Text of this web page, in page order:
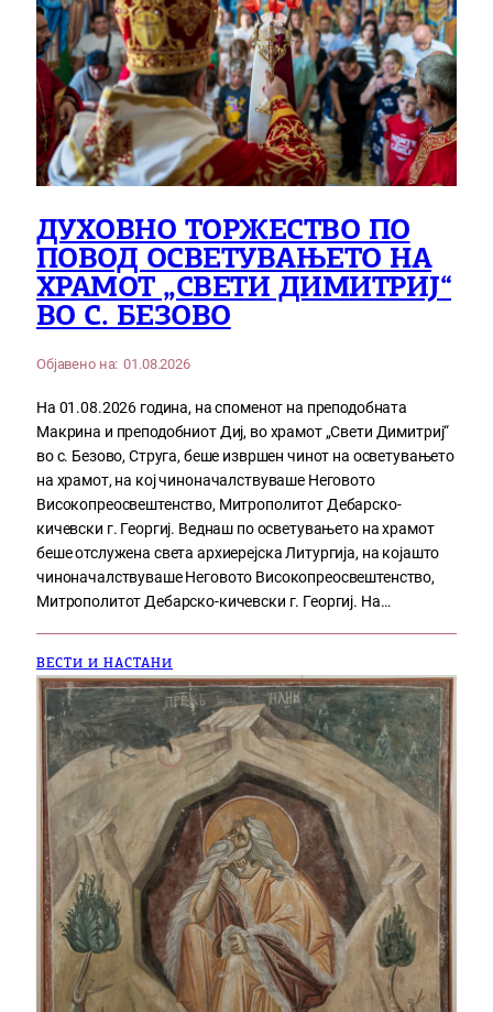
ДУХОВНО ТОРЖЕСТВО ПО
ПОВОД ОСВЕТУВАЊЕТО НА
ХРАМОТ „СВЕТИ ДИМИТРИЈ“
ВО С. БЕЗОВО
Објавено на: 01.08.2026
На 01.08.2026 година, на споменот на преподобната
Макрина и преподобниот Диј, во храмот „Свети Димитриј“
во с. Безово, Струга, беше извршен чинот на осветувањето
на храмот, на кој чиноначалствуваше Неговото
Високопреосвештенство, Митрополитот Дебарско-
кичевски г. Георгиј. Веднаш по осветувањето на храмот
беше отслужена света архиерејска Литургија, на којашто
чиноначалствуваше Неговото Високопреосвештенство,
Митрополитот Дебарско-кичевски г. Георгиј. На…
ВЕСТИ И НАСТАНИ